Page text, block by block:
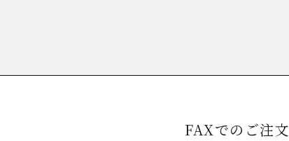
FAXでのご注文